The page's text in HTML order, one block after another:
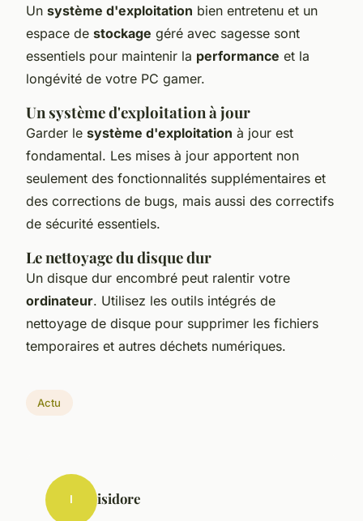
Un système d'exploitation bien entretenu et un
espace de stockage géré avec sagesse sont
essentiels pour maintenir la performance et la
longévité de votre PC gamer.
Un système d'exploitation à jour
Garder le système d'exploitation à jour est
fondamental. Les mises à jour apportent non
seulement des fonctionnalités supplémentaires et
des corrections de bugs, mais aussi des correctifs
de sécurité essentiels.
Le nettoyage du disque dur
Un disque dur encombré peut ralentir votre
ordinateur. Utilisez les outils intégrés de
nettoyage de disque pour supprimer les fichiers
temporaires et autres déchets numériques.
Actu
I isidore